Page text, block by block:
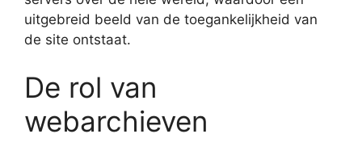
uitgebreid beeld van de toegankelijkheid van
de site ontstaat.
De rol van
webarchieven